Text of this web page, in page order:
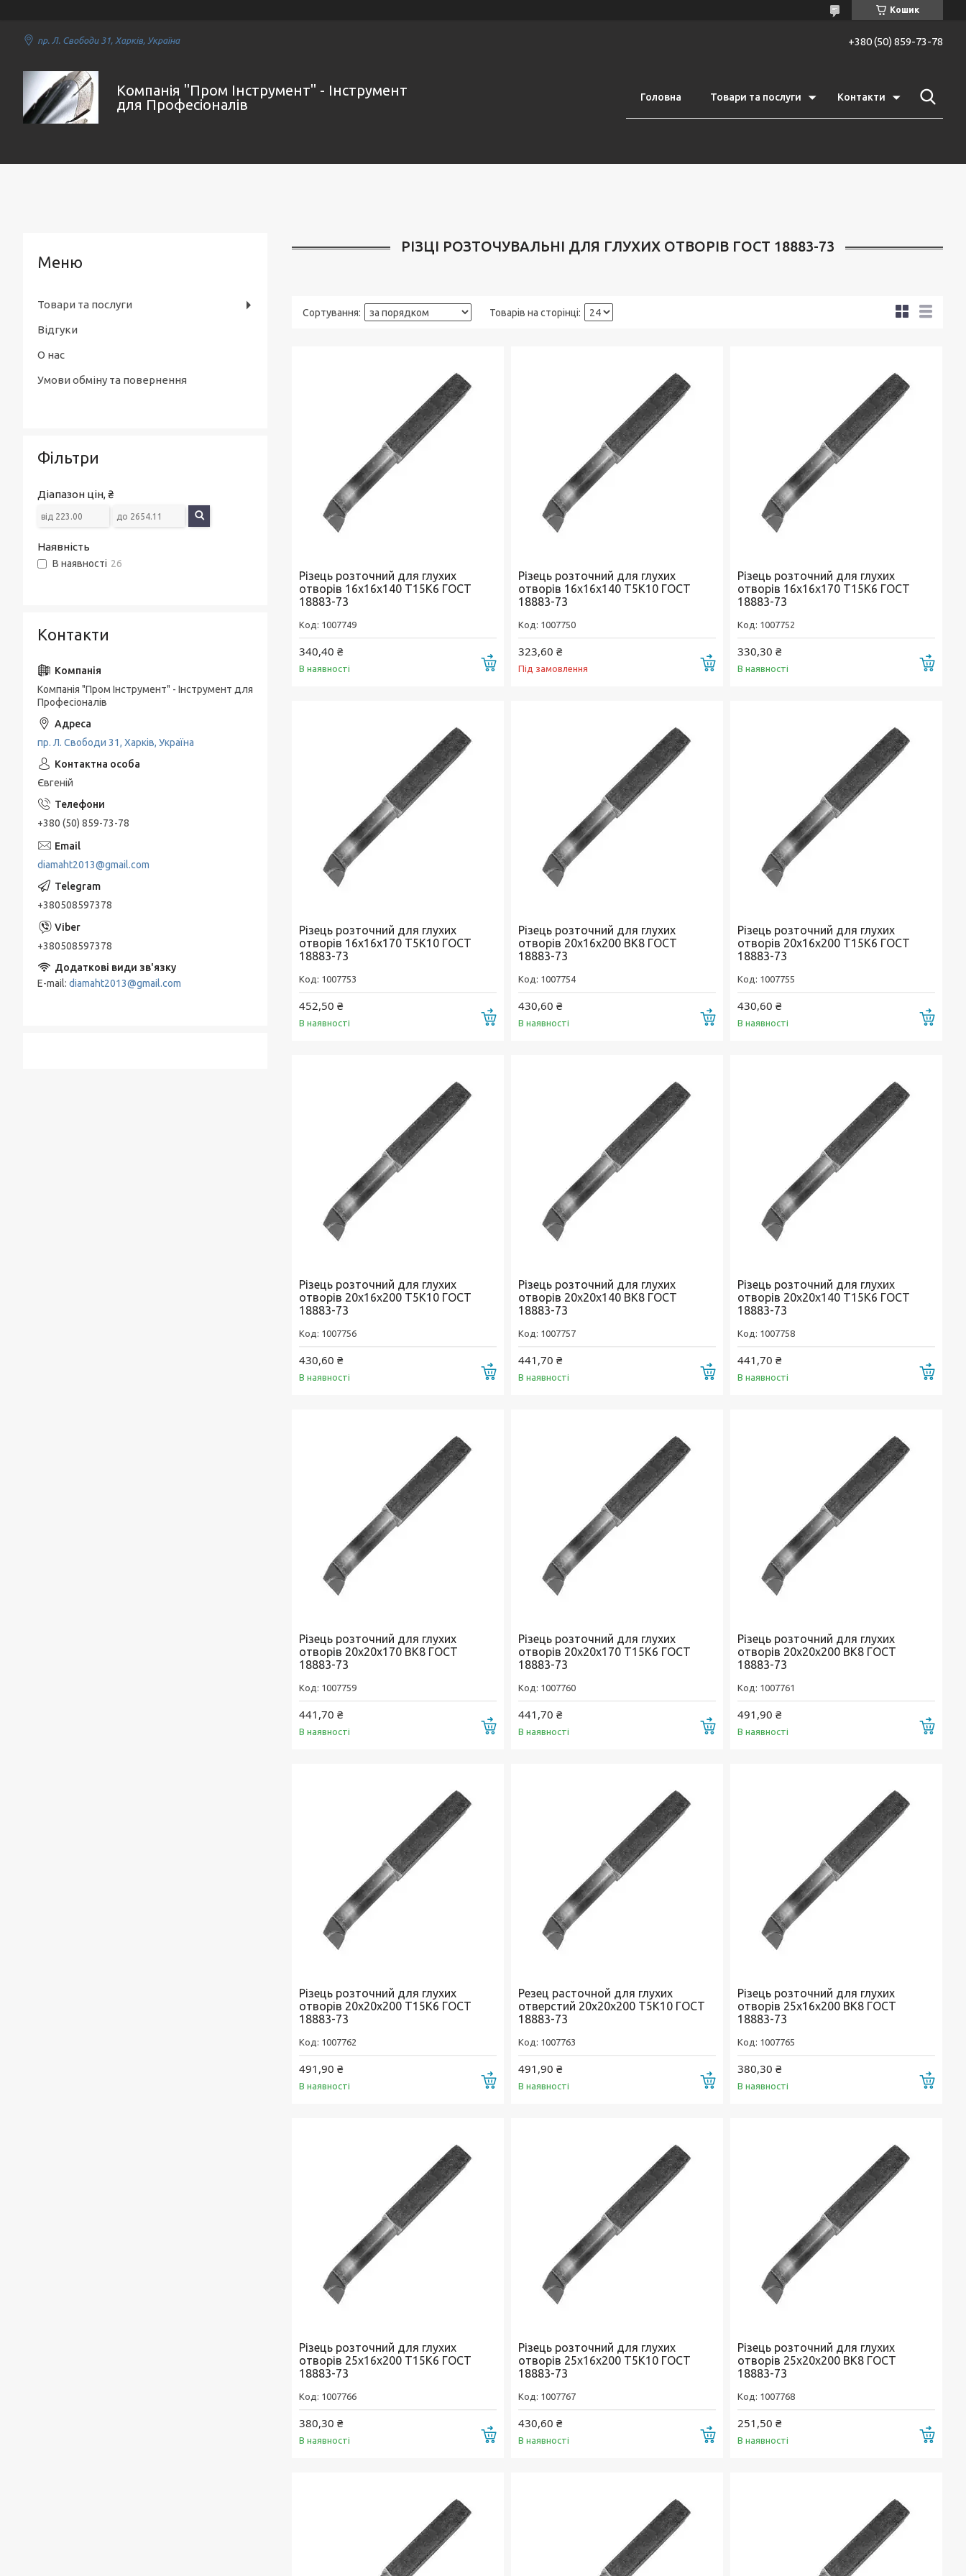
Кошик
пр. Л. Свободи 31, Харків, Україна +380 (50) 859-73-78
Компанія "Пром Інструмент" - Інструмент
для Професіоналів
Головна Товари та послуги Контакти
РІЗЦІ РОЗТОЧУВАЛЬНІ ДЛЯ ГЛУХИХ ОТВОРІВ ГОСТ 18883-73
Різець розточний для глухих
отворів 16х16х140 Т15К6 ГОСТ
18883-73
1007749
340,40 ₴
В наявності Купити
Різець розточний для глухих
отворів 16х16х140 Т5К10 ГОСТ
18883-73
1007750
323,60 ₴
Під замовлення Купити
Різець розточний для глухих
отворів 16х16х170 Т15К6 ГОСТ
18883-73
1007752
330,30 ₴
В наявності
Різець розточний для глухих
отворів 16х16х170 Т5К10 ГОСТ
18883-73
1007753
452,50 ₴
В наявності Купити
Різець розточний для глухих
отворів 20х16х200 ВК8 ГОСТ
18883-73
1007754
430,60 ₴
В наявності Купити
Різець розточний для глухих
отворів 20х16х200 Т15К6 ГОСТ
18883-73
1007755
430,60 ₴
В наявності
Різець розточний для глухих
отворів 20х16х200 Т5К10 ГОСТ
18883-73
1007756
430,60 ₴
В наявності Купити
Різець розточний для глухих
отворів 20х20х140 ВК8 ГОСТ
18883-73
1007757
441,70 ₴
В наявності Купити
Різець розточний для глухих
отворів 20х20х140 Т15К6 ГОСТ
18883-73
1007758
441,70 ₴
В наявності
Різець розточний для глухих
отворів 20х20х170 ВК8 ГОСТ
18883-73
1007759
441,70 ₴
В наявності Купити
Різець розточний для глухих
отворів 20х20х170 Т15К6 ГОСТ
18883-73
1007760
441,70 ₴
В наявності Купити
Різець розточний для глухих
отворів 20х20х200 ВК8 ГОСТ
18883-73
1007761
491,90 ₴
В наявності
Різець розточний для глухих
отворів 20х20х200 Т15К6 ГОСТ
18883-73
1007762
491,90 ₴
В наявності Купити
Резец расточной для глухих
отверстий 20х20х200 Т5К10 ГОСТ
18883-73
1007763
491,90 ₴
В наявності Купити
Різець розточний для глухих
отворів 25х16х200 ВК8 ГОСТ
18883-73
1007765
380,30 ₴
В наявності
Різець розточний для глухих
отворів 25х16х200 Т15К6 ГОСТ
18883-73
1007766
380,30 ₴
В наявності Купити
Різець розточний для глухих
отворів 25х16х200 Т5К10 ГОСТ
18883-73
1007767
430,60 ₴
В наявності Купити
Різець розточний для глухих
отворів 25х20х200 ВК8 ГОСТ
18883-73
1007768
251,50 ₴
В наявності
Товари та послуги
Відгуки
О нас
Умови обміну та повернення
Фільтри
Діапазон цін, ₴
Наявність
В наявності 26
Контакти
Компанія "Пром Інструмент" - Інструмент для
Професіоналів
пр. Л. Свободи 31, Харків, Україна
Євгеній
+380 (50) 859-73-78
diamaht2013@gmail.com
+380508597378
+380508597378
E-mail diamaht2013@gmail.com